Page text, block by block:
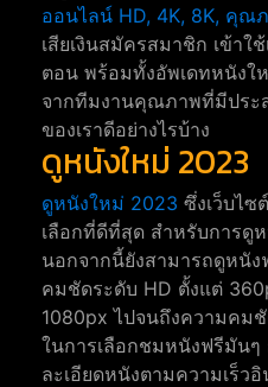
ออนไลน์ HD, 4K, 8K, คุณ
เสียเงินสมัครสมาชิก เข้าใ
ตอน พร้อมทั้งอัพเดทหนังใ
จากทีมงานคุณภาพที่มีประ
ของเราดีอย่างไรบ้าง
ดูหนังใหม่ 2023
ดูหนังใหม่ 2023 ซึ่งเว็บไซ
เลือกที่ดีที่สุด สำหรับการดู
นอกจากนี้ยังสามารถดูหนั
คมชัดระดับ HD ตั้งแต่
1080px ไปจนถึงความคม
ในการเลือกชมหนังฟรีมันๆ
ละเอียดหนังตามความเร็ว